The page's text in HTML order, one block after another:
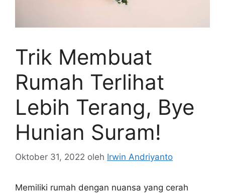
Trik Membuat
Rumah Terlihat
Lebih Terang, Bye
Hunian Suram!
Oktober 31, 2022 oleh Irwin Andriyanto
Memiliki rumah dengan nuansa yang cerah